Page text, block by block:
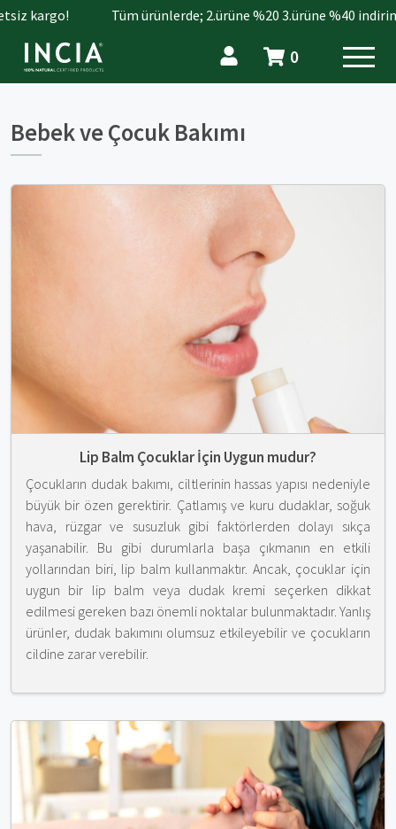
Tüm ürünlerde; 2.ürüne %20 3.ürüne %40 indirim.
0
Bebek ve Çocuk Bakımı
Lip Balm Çocuklar İçin Uygun mudur?
Çocukların dudak bakımı, ciltlerinin hassas yapısı nedeniyle
büyük bir özen gerektirir. Çatlamış ve kuru dudaklar, soğuk
hava, rüzgar ve susuzluk gibi faktörlerden dolayı sıkça
yaşanabilir. Bu gibi durumlarla başa çıkmanın en etkili
yollarından biri, lip balm kullanmaktır. Ancak, çocuklar için
uygun bir lip balm veya dudak kremi seçerken dikkat
edilmesi gereken bazı önemli noktalar bulunmaktadır. Yanlış
ürünler, dudak bakımını olumsuz etkileyebilir ve çocukların
cildine zarar verebilir.